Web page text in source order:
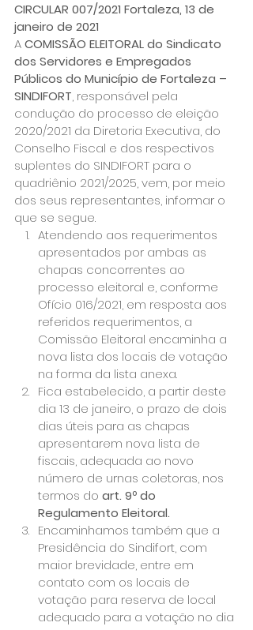
CIRCULAR 007/2021 Fortaleza, 13 de
janeiro de 2021
A COMISSÃO ELEITORAL do Sindicato
dos Servidores e Empregados
Públicos do Município de Fortaleza –
SINDIFORT, responsável pela
condução do processo de eleição
2020/2021 da Diretoria Executiva, do
Conselho Fiscal e dos respectivos
suplentes do SINDIFORT para o
quadriênio 2021/2025, vem, por meio
dos seus representantes, informar o
que se segue.
Atendendo aos requerimentos
apresentados por ambas as
chapas concorrentes ao
processo eleitoral e, conforme
Ofício 016/2021, em resposta aos
referidos requerimentos, a
Comissão Eleitoral encaminha a
nova lista dos locais de votação
na forma da lista anexa.
Fica estabelecido, a partir deste
dia 13 de janeiro, o prazo de dois
dias úteis para as chapas
apresentarem nova lista de
fiscais, adequada ao novo
número de urnas coletoras, nos
termos do art. 9º do
Regulamento Eleitoral.
Encaminhamos também que a
Presidência do Sindifort, com
maior brevidade, entre em
contato com os locais de
votação para reserva de local
adequado para a votação no dia